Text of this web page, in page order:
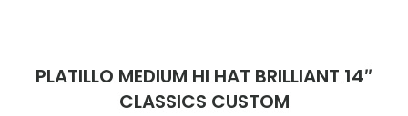
PLATILLO MEDIUM HI HAT BRILLIANT 14″
CLASSICS CUSTOM